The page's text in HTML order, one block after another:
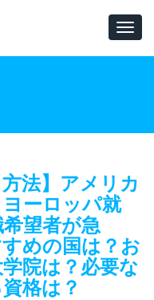
法】アメリカ
ーロッパ就
望者が急
めの国は？お
院は？必要な
格は？